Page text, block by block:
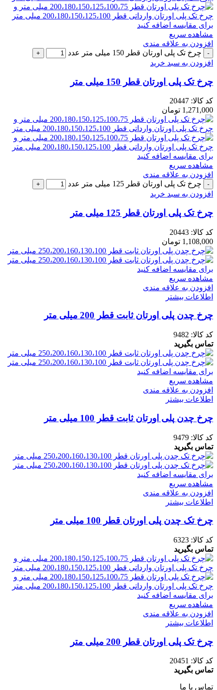
برای مقایسه اضافه کنید
مشاهده سریع
افزودن به علاقه مندی
چرخ تک پلی اورتان قطر 150 میلی متر عدد
افزودن به سبد خرید
چرخ تک پلی اورتان قطر 150 میلی متر
کد کالا: 20447
1,271,000 تومان
برای مقایسه اضافه کنید
مشاهده سریع
افزودن به علاقه مندی
چرخ تک پلی اورتان قطر 125 میلی متر عدد
افزودن به سبد خرید
چرخ تک پلی اورتان قطر 125 میلی متر
کد کالا: 20443
1,108,000 تومان
برای مقایسه اضافه کنید
مشاهده سریع
افزودن به علاقه مندی
اطلاعات بیشتر
چرخ چدن پلی اورتان ثابت قطر 200 میلی متر
کد کالا: 9482
تماس بگیرید
برای مقایسه اضافه کنید
مشاهده سریع
افزودن به علاقه مندی
اطلاعات بیشتر
چرخ چدن پلی اورتان ثابت قطر 100 میلی متر
کد کالا: 9479
تماس بگیرید
برای مقایسه اضافه کنید
مشاهده سریع
افزودن به علاقه مندی
اطلاعات بیشتر
چرخ تک چدن پلی اورتان قطر 100 میلی متر
کد کالا: 6323
تماس بگیرید
برای مقایسه اضافه کنید
مشاهده سریع
افزودن به علاقه مندی
اطلاعات بیشتر
چرخ تک پلی اورتان قطر 200 میلی متر
کد کالا: 20451
تماس بگیرید
تماس با ما